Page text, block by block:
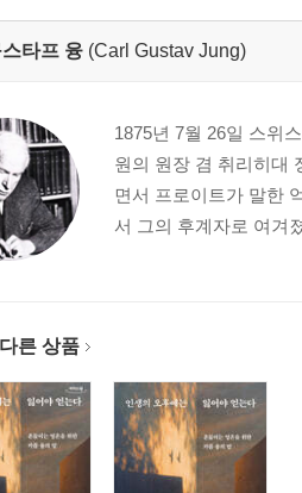
155
창조자 … 162
사람의 아들 … 214
… 228
정―마리―루이제 폰 프란츠 … 243
턴 … 245
여성 … 277
속 남성 … 298
상징 … 310
계 … 337
측면 … 348
타프 융 (Carl Gustav Jung)
1875년 7월 26일 스위
원의 원장 겸 취리히대
면서 프로이트가 말한
서 그의 후계자로 여겨
른 상품